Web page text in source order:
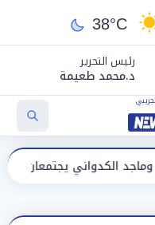
38°C
رئيس التحرير
د.محمد طعيمة